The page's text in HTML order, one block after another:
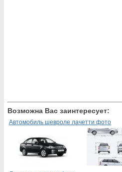
Возможна Вас заинтересует:
Автомобиль шевроле лачетти фото